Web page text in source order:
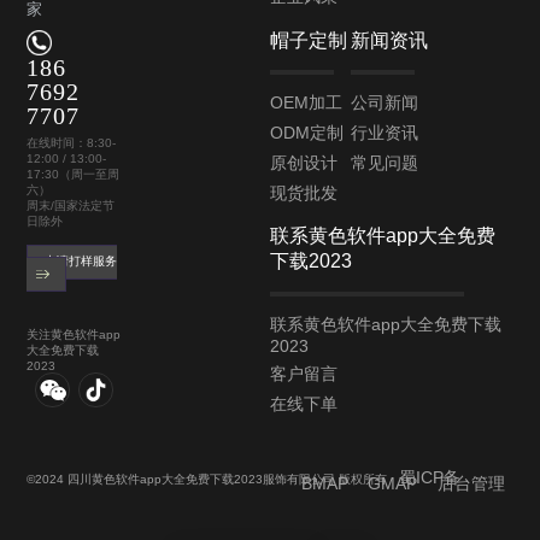
家
186
7692
7707
在线时间：8:30-
12:00 / 13:00-
17:30（周一至周
六）
周末/国家法定节
日除外
申请打样服务
关注黄色软件app
大全免费下载
2023
帽子定制
OEM加工
ODM定制
原创设计
现货批发
新闻资讯
公司新闻
行业资讯
常见问题
联系黄色软件app大全免费
下载2023
联系黄色软件app大全免费下载
2023
客户留言
在线下单
©2024 四川黄色软件app大全免费下载2023服饰有限公司 版权所有 蜀ICP备
BMAP GMAP 后台管理